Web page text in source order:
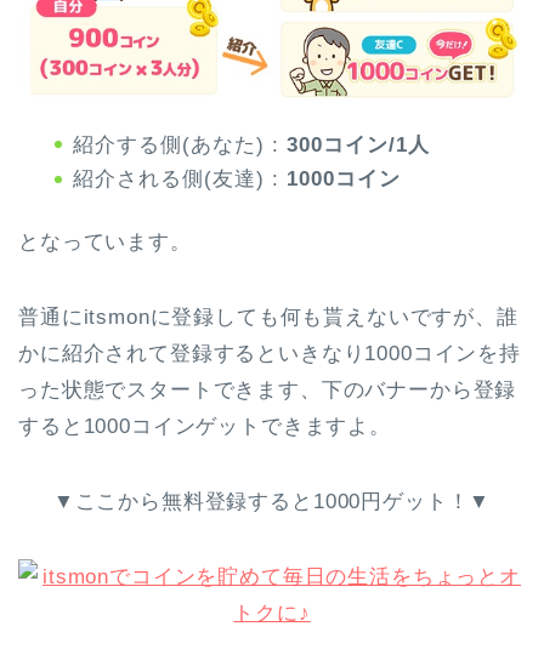
紹介する側(あなた) : 300コイン/1人
紹介される側(友達) : 1000コイン
となっています。
普通にitsmonに登録しても何も貰えないですが、誰
かに紹介されて登録するといきなり1000コインを持
った状態でスタートできます、下のバナーから登録
すると1000コインゲットできますよ。
▼ここから無料登録すると1000円ゲット！▼